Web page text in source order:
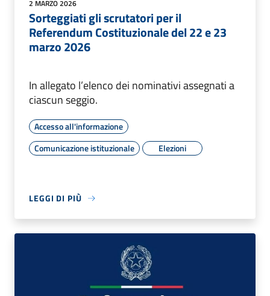
2 MARZO 2026
Sorteggiati gli scrutatori per il
Referendum Costituzionale del 22 e 23
marzo 2026
In allegato l’elenco dei nominativi assegnati a
ciascun seggio.
Accesso all'informazione
Comunicazione istituzionale
Elezioni
LEGGI DI PIÙ